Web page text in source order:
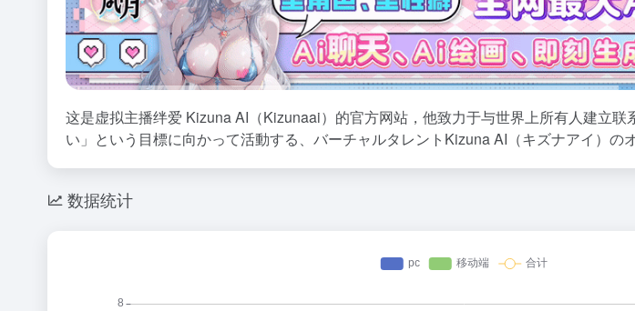
这是虚拟主播绊爱 Kizuna AI（Kizunaai）的官方网站，他致力于与世界上所有人建立联
い」という目標に向かって活動する、バーチャルタレントKizuna AI（キズナアイ）の
数据统计